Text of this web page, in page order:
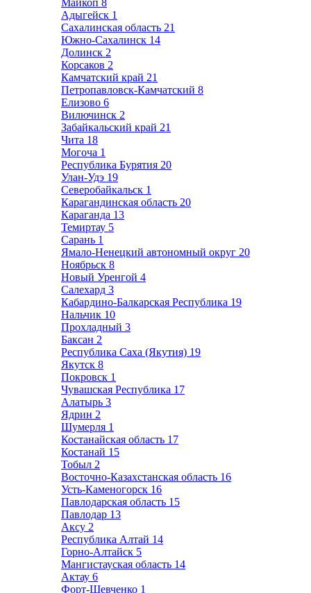
Майкоп 8
Адыгейск 1
Сахалинская область 21
Южно-Сахалинск 14
Долинск 2
Корсаков 2
Камчатский край 21
Петропавловск-Камчатский 8
Елизово 6
Вилючинск 2
Забайкальский край 21
Чита 18
Могоча 1
Республика Бурятия 20
Улан-Удэ 19
Северобайкальск 1
Карагандинская область 20
Караганда 13
Темиртау 5
Сарань 1
Ямало-Ненецкий автономный округ 20
Ноябрьск 8
Новый Уренгой 4
Салехард 3
Кабардино-Балкарская Республика 19
Нальчик 10
Прохладный 3
Баксан 2
Республика Саха (Якутия) 19
Якутск 8
Покровск 1
Чувашская Республика 17
Алатырь 3
Ядрин 2
Шумерля 1
Костанайская область 17
Костанай 15
Тобыл 2
Восточно-Казахстанская область 16
Усть-Каменогорск 16
Павлодарская область 15
Павлодар 13
Аксу 2
Республика Алтай 14
Горно-Алтайск 5
Мангистауская область 14
Актау 6
Форт-Шевченко 1